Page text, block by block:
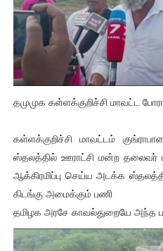
தமுமுக கள்ளக்குறிச்சி மாவட்ட
கள்ளக்குறிச்சி மாவட்டம்
ஸ்தலத்தில் ஊராட்சி மன்ற தலைவர்
ஆக்கிரமிப்பு செய்ய அடக்க
கிடங்கு அமைக்கும் பணி
தமிழக அரசே காவல்துறையே அந்த